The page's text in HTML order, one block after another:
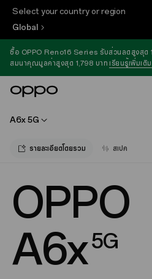
Select your country or region
Global
ซื้อ OPPO Reno16 Series รับส่วนลดสูงสุด
สมนาคุณมูลค่าสูงสุด 1,798 บาท เรียนรู้เพิ่มเติม
A6x 5G
รายละเอียดโดยรวม สเปค
OPPO
A6x5G